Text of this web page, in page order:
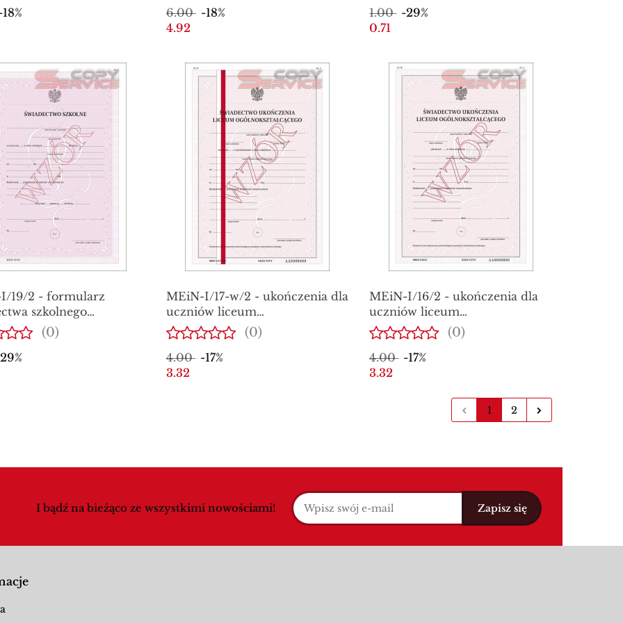
6.00
-18%
4.92
1.00 -29%
0.71
19/2 - formularz
szkolnego
dla uczniów
(0)
MEiN-I/17-w/2 - ukończenia dla
uczniów liceum
ogólnokształcącego dla
młodzieży – z wyróżnieniem
(0)
4.00
-17%
3.32
MEiN-I/16/2 - ukończenia dla
uczniów liceum
ogólnokształcącego dla
młodzieży
(0)
4.00 -17%
3.32
1 2
I bądź na bieżąco ze wszystkimi nowościami!